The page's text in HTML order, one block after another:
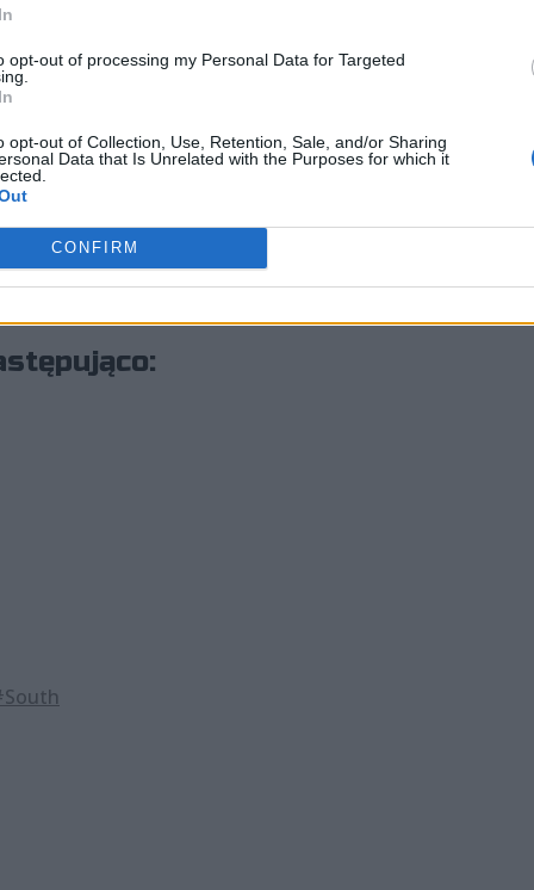
opt-out of processing my Personal Data for Targeted
opt-out of Collection, Use, Retention, Sale, and/or Sharing
Data that Is Unrelated with the Purposes for which it
CONFIRM
Hansen, którzy podobnie jak Lauridsen pozostawali
się nawet, że po nieudanej przygodzie z
inaczej, pozostałe dwa fotele zgarnęli doświadczony
Sørensen.
już wszystkich graczy, którzy stanowią dobre
zachęcał chętne do podjęcia współpracy organizacje do
poszukiwania nadal trwają. A w międzyczasie piątka
ich już dziś, gdy o godzinie 17:00 podejmą Rosjan
2021. Jeżeli uda im się wygrać to w kolejnej,